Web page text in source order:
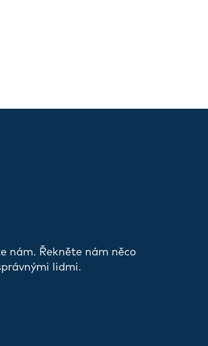
nám. Řekněte nám něco
lidmi.